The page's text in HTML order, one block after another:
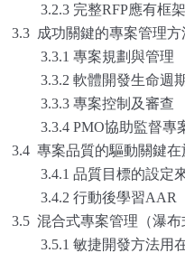
3.2.3 完整RFP應有框架
3.3 成功關鍵的專案管理方
3.3.1 專案規劃與管理
3.3.2 軟體開發生命週
3.3.3 專案控制及審查
3.3.4 PMO協助監督專
3.4 專案品質的驅動關鍵在
3.4.1 品質目標的設定
3.4.2 行動後學習AAR（
3.5 混合式專案管理（瀑布
3.5.1 敏捷開發方法用